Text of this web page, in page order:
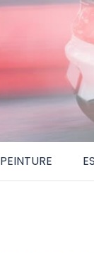
PEINTURE